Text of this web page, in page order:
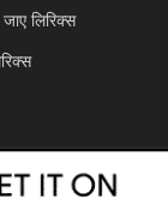
लिरिक्स